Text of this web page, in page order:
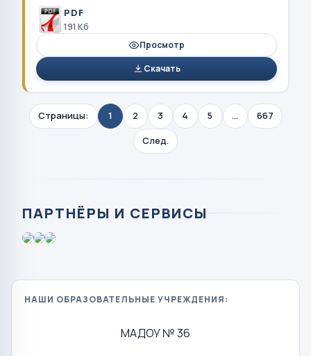
PDF
191 Кб
Просмотр
Скачать
Страницы: 1 2 3 4 5 ...
667
След.
ПАРТНЁРЫ И СЕРВИСЫ
НАШИ ОБРАЗОВАТЕЛЬНЫЕ УЧРЕЖДЕНИЯ:
МАДОУ № 36